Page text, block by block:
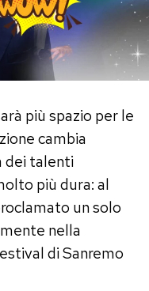
più spazio per le
cambia
dei talenti
più dura: al
un solo
nella
di Sanremo